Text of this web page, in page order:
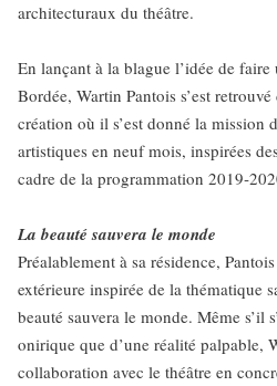
architecturaux du théâtre.
En lançant à la blague l’idée de
Bordée, Wartin Pantois s’est
création où il s’est donné la mission
artistiques en neuf mois, inspirées
cadre de la programmation
La beauté sauvera le monde
Préalablement à sa résidence,
extérieure inspirée de la thématique
beauté sauvera le monde. Même s’il
onirique que d’une réalité palpable,
collaboration avec le théâtre en